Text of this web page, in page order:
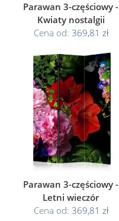
Parawan 3-częściowy -
Kwiaty nostalgii
Cena od: 369,81 zł
Parawan 3-częściowy -
Letni wieczór
Cena od: 369,81 zł